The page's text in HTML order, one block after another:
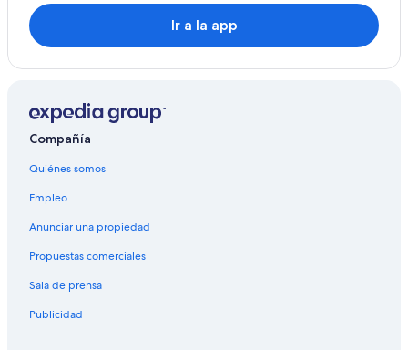
Ir a la app
Compañía
Quiénes somos
Empleo
Anunciar una propiedad
Propuestas comerciales
Sala de prensa
Publicidad